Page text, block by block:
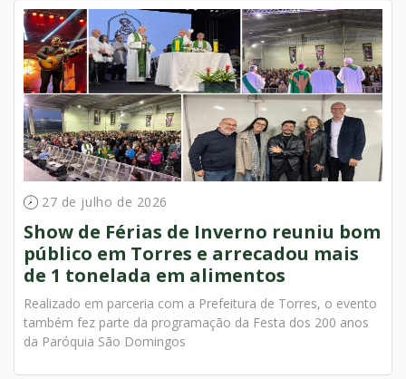
27 de julho de 2026
Show de Férias de Inverno reuniu bom
público em Torres e arrecadou mais
de 1 tonelada em alimentos
Realizado em parceria com a Prefeitura de Torres, o evento
também fez parte da programação da Festa dos 200 anos
da Paróquia São Domingos